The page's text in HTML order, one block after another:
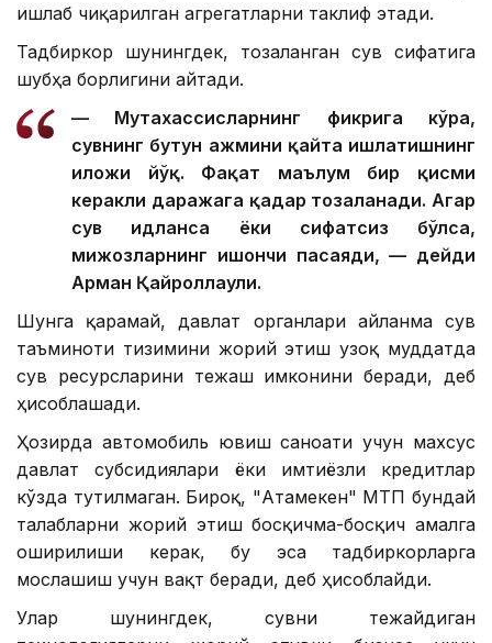
ишлаб чиқарилган агрегатларни таклиф этади.
Тадбиркор шунингдек, тозаланган сув сифатига
шубҳа борлигини айтади.
— Мутахассисларнинг фикрига кўра,
сувнинг бутун ҳажмини қайта ишлатишнинг
иложи йўқ. Фақат маълум бир қисми
керакли даражага қадар тозаланади. Агар
сув ҳидланса ёки сифатсиз бўлса,
мижозларнинг ишончи пасаяди, — дейди
Арман Қайроллаули.
Шунга қарамай, давлат органлари айланма сув
таъминоти тизимини жорий этиш узоқ муддатда
сув ресурсларини тежаш имконини беради, деб
ҳисоблашади.
Ҳозирда автомобиль ювиш саноати учун махсус
давлат субсидиялари ёки имтиёзли кредитлар
кўзда тутилмаган. Бироқ, "Атамекен" МТП бундай
талабларни жорий этиш босқичма-босқич амалга
оширилиши керак, бу эса тадбиркорларга
мослашиш учун вақт беради, деб ҳисоблайди.
Улар шунингдек, сувни тежайдиган